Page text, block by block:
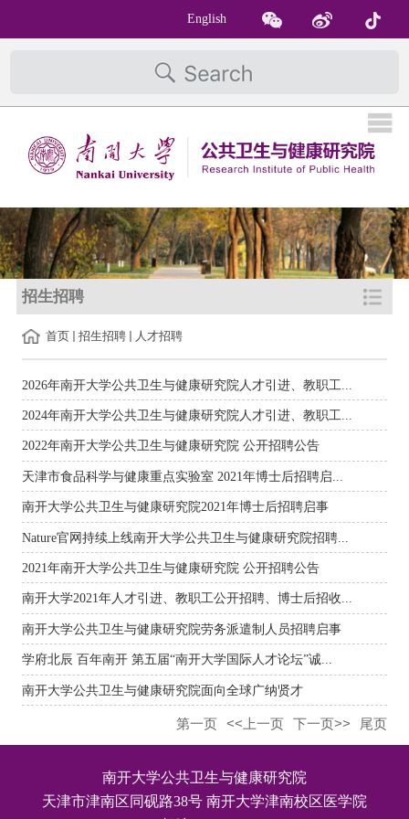
English
招生招聘
首页 招生招聘 人才招聘
2026年南开大学公共卫生与健康研究院人才引进、教职工...
2024年南开大学公共卫生与健康研究院人才引进、教职工...
2022年南开大学公共卫生与健康研究院 公开招聘公告
天津市食品科学与健康重点实验室 2021年博士后招聘启...
南开大学公共卫生与健康研究院2021年博士后招聘启事
Nature官网持续上线南开大学公共卫生与健康研究院招聘...
2021年南开大学公共卫生与健康研究院 公开招聘公告
南开大学2021年人才引进、教职工公开招聘、博士后招收...
南开大学公共卫生与健康研究院劳务派遣制人员招聘启事
学府北辰 百年南开 第五届“南开大学国际人才论坛”诚...
南开大学公共卫生与健康研究院面向全球广纳贤才
第一页 <<上一页 下一页>> 尾页
南开大学公共卫生与健康研究院
天津市津南区同砚路38号 南开大学津南校区医学院